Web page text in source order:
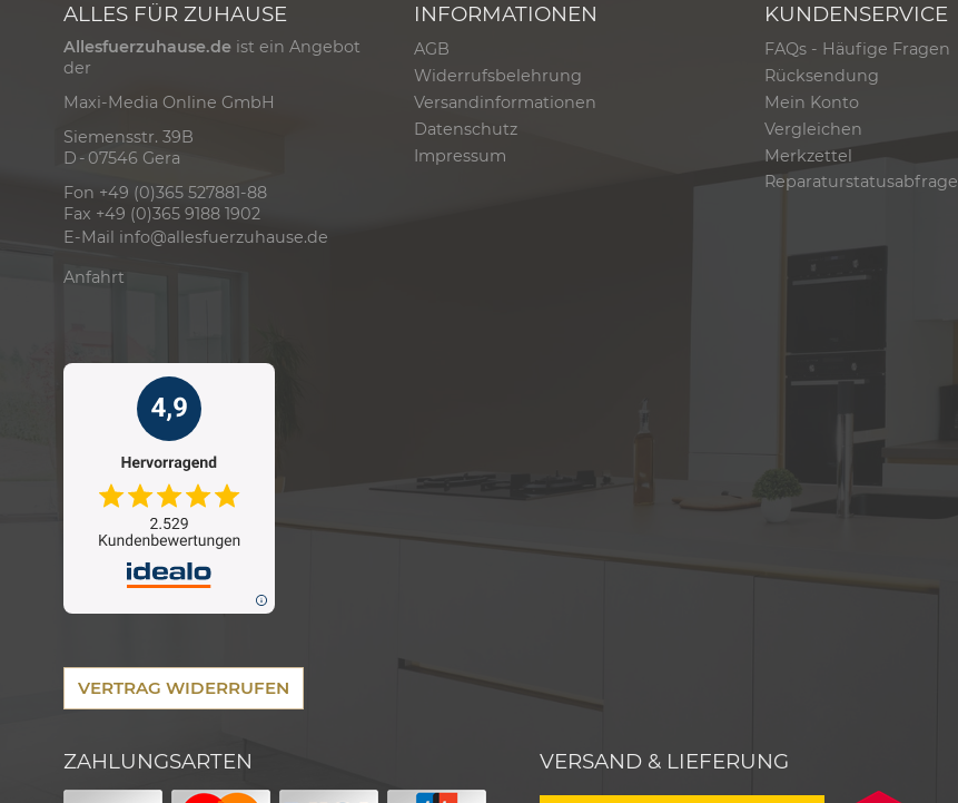
ALLES FÜR ZUHAUSE
Allesfuerzuhause.de ist ein Angebot
der
Maxi-Media Online GmbH
Siemensstr. 39B
D - 07546 Gera
Fon +49 (0)365 527881-88
Fax +49 (0)365 9188 1902
E-Mail info@allesfuerzuhause.de
Anfahrt
INFORMATIONEN
AGB
Widerrufsbelehrung
Versandinformationen
Datenschutz
Impressum
KUNDENSERVICE
FAQs - Häufige Fragen
Rücksendung
Mein Konto
Vergleichen
Merkzettel
Reparaturstatusabfrage
VERTRAG WIDERRUFEN
ZAHLUNGSARTEN VERSAND & LIEFERUNG